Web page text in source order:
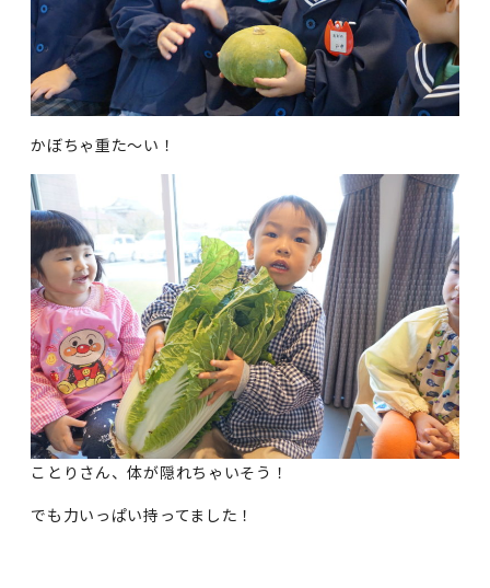
かぼちゃ重た～い！
ことりさん、体が隠れちゃいそう！
でも力いっぱい持ってました！